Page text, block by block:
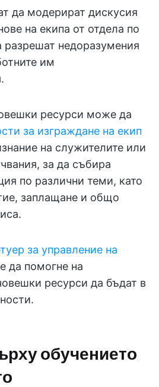
да модерират дискусия
на екипа от отдела по
разрешат недоразумения
им
ресурси може да
за изграждане на екип
на служителите или
за да събира
по различни теми, като
заплащане и общо
за управление на
да помогне на
ресурси да бъдат в
обучението